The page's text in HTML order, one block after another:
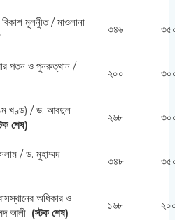
মূলনীুত / মাওলানা
৩৪৬
পতন ও পুনরুত্থান /
২০০
খণ্ড) / ড. আবদুল
শেষ)
২৬৮
/ ড. মুহাম্মদ
৩৪৮
অধিকার ও
আলী (স্টক শেষ)
১৬৮